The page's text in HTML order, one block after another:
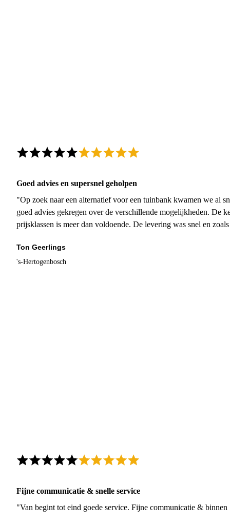
Goed advies en supersnel geholpen
"Op zoek naar een alternatief voor een tuinbank kwamen we al
goed advies gekregen over de verschillende mogelijkheden. De
prijsklassen is meer dan voldoende. De levering was snel en
Ton Geerlings
's-Hertogenbosch
Fijne communicatie & snelle service
"Van begint tot eind goede service. Fijne communicatie &